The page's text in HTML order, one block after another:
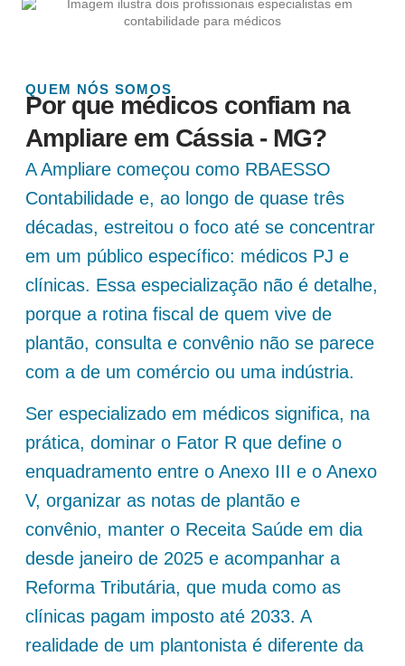
QUEM NÓS SOMOS
Por que médicos confiam na
Ampliare em Cássia - MG?
A Ampliare começou como RBAESSO
Contabilidade e, ao longo de quase três
décadas, estreitou o foco até se concentrar
em um público específico: médicos PJ e
clínicas. Essa especialização não é detalhe,
porque a rotina fiscal de quem vive de
plantão, consulta e convênio não se parece
com a de um comércio ou uma indústria.
Ser especializado em médicos significa, na
prática, dominar o Fator R que define o
enquadramento entre o Anexo III e o Anexo
V, organizar as notas de plantão e
convênio, manter o Receita Saúde em dia
desde janeiro de 2025 e acompanhar a
Reforma Tributária, que muda como as
clínicas pagam imposto até 2033. A
realidade de um plantonista é diferente da